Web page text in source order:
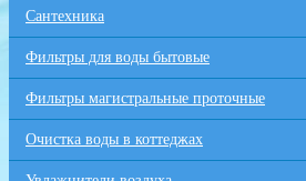
Сантехника
Фильтры для воды бытовые
Фильтры магистральные проточные
Очистка воды в коттеджах